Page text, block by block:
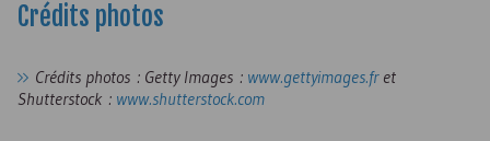
Crédits photos
Crédits photos : Getty Images : www.gettyimages.fret
Shutterstock : www.shutterstock.com